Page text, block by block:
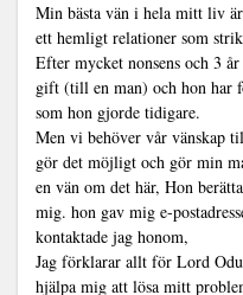
Min bästa vän i hela mitt liv
ett hemligt relationer som
Efter mycket nonsens och 3
gift (till en man) och hon har
som hon gjorde tidigare.
Men vi behöver vår vänskap
gör det möjligt och gör min
en vän om det här, Hon
mig. hon gav mig e-
kontaktade jag honom,
Jag förklarar allt för Lord
hjälpa mig att lösa mitt